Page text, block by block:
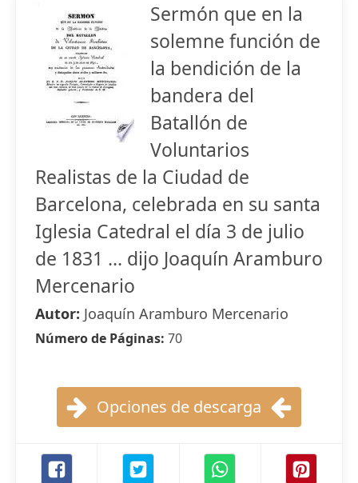
Sermón que en la
solemne función de
la bendición de la
bandera del
Batallón de
Voluntarios
Realistas de la Ciudad de
Barcelona, celebrada en su santa
Iglesia Catedral el día 3 de julio
de 1831 ... dijo Joaquín Aramburo
Mercenario
Autor: Joaquín Aramburo Mercenario
Número de Páginas: 70
Opciones de descarga